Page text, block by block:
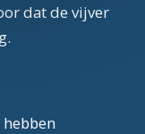
dat de vijver